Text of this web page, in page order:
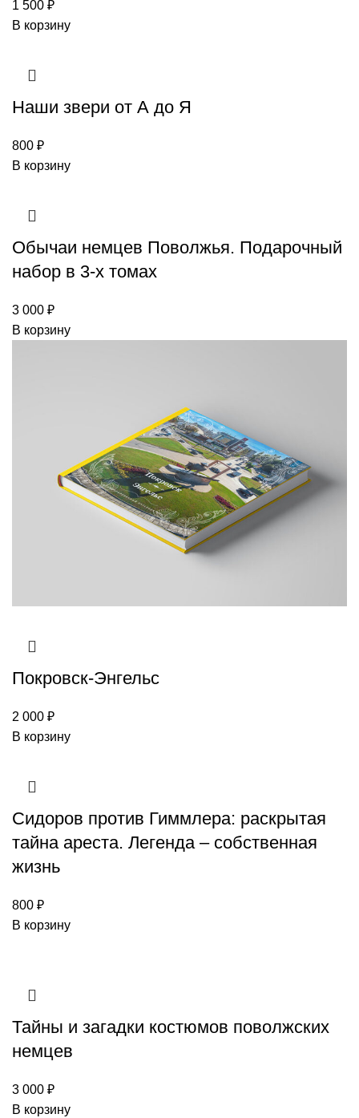
1 500 ₽
В корзину
Наши звери от А до Я
800 ₽
В корзину
Обычаи немцев Поволжья. Подарочный
набор в 3-х томах
3 000 ₽
В корзину
Покровск-Энгельс
2 000 ₽
В корзину
Сидоров против Гиммлера: раскрытая
тайна ареста. Легенда – собственная
жизнь
800 ₽
В корзину
Тайны и загадки костюмов поволжских
немцев
3 000 ₽
В корзину